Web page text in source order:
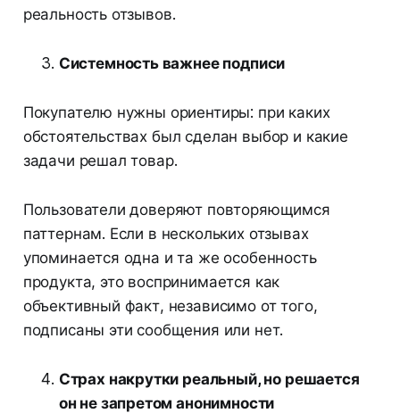
реальность отзывов.
Системность важнее подписи
Покупателю нужны ориентиры: при каких
обстоятельствах был сделан выбор и какие
задачи решал товар.
Пользователи доверяют повторяющимся
паттернам. Если в нескольких отзывах
упоминается одна и та же особенность
продукта, это воспринимается как
объективный факт, независимо от того,
подписаны эти сообщения или нет.
Страх накрутки реальный, но решается
он не запретом анонимности